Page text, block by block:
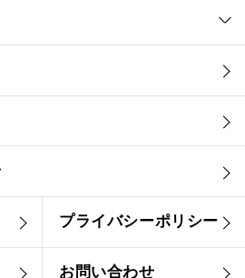
プライバシーポリシー
お問い合わせ